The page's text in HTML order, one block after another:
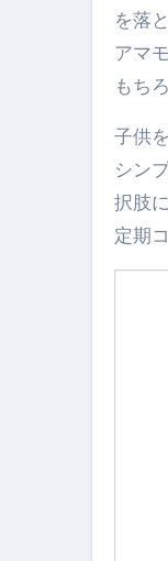
を落
アマ
もち
子供
シン
択肢
定期